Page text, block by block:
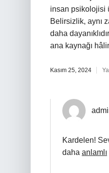
insan psikolojisi
Belirsizlik, aynı
daha
ana kaynağı
Kasım 25, 2024
Kardelen!
daha anlamlı